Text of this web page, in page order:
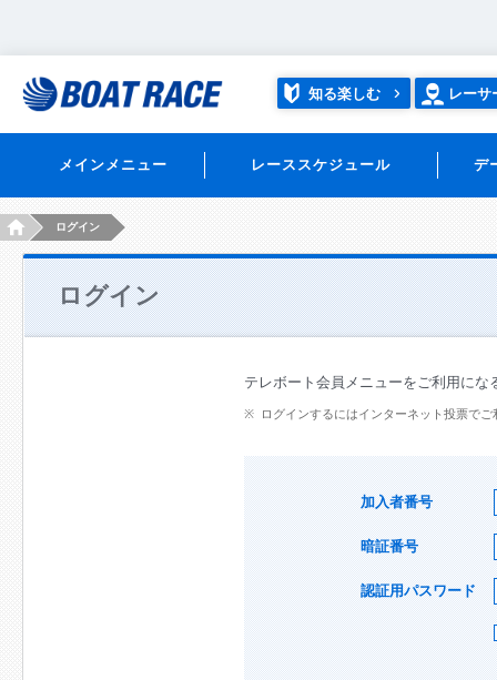
知る楽しむ レーサ
メインメニュー レーススケジュール デ
HOMEログイン
ログイン
テレボート会員メニューをご利用にな
ログインするにはインターネット投票で
加入者番号
暗証番号
認証用パスワード